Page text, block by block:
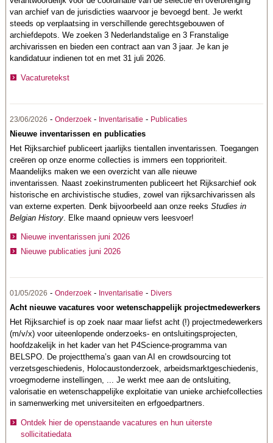
van archief van de jurisdicties waarvoor je bevoegd bent. Je werkt
steeds op verplaatsing in verschillende gerechtsgebouwen of
archiefdepots. We zoeken 3 Nederlandstalige en 3 Franstalige
archivarissen en bieden een contract aan van 3 jaar. Je kan je
kandidatuur indienen tot en met 31 juli 2026.
Vacaturetekst
23/06/2026 -Onderzoek - Inventarisatie - Publicaties
Nieuwe inventarissen en publicaties
Het Rijksarchief publiceert jaarlijks tientallen inventarissen. Toegangen
creëren op onze enorme collecties is immers een topprioriteit.
Maandelijks maken we een overzicht van alle nieuwe
inventarissen. Naast zoekinstrumenten publiceert het Rijksarchief ook
historische en archivistische studies, zowel van rijksarchivarissen als
van externe experten. Denk bijvoorbeeld aan onze reeksStudies in
Belgian History . Elke maand opnieuw vers leesvoer!
Nieuwe inventarissen juni 2026
Nieuwe publicaties juni 2026
01/05/2026 -Onderzoek - Inventarisatie - Divers
Acht nieuwe vacatures voor wetenschappelijk projectmedewerkers
Het Rijksarchief is op zoek naar maar liefst acht (!) projectmedewerkers
(m/v/x) voor uiteenlopende onderzoeks- en ontsluitingsprojecten,
hoofdzakelijk in het kader van het P4Science-programma van
BELSPO. De projectthema’s gaan van AI en crowdsourcing tot
verzetsgeschiedenis, Holocaustonderzoek, arbeidsmarktgeschiedenis,
vroegmoderne instellingen, ... Je werkt mee aan de ontsluiting,
valorisatie en wetenschappelijke exploitatie van unieke archiefcollecties
in samenwerking met universiteiten en erfgoedpartners.
Ontdek hier de openstaande vacatures en hun uiterste
sollicitatiedata